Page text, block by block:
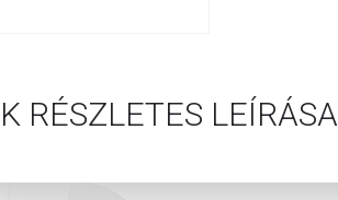
RÉSZLETES LEÍRÁSA